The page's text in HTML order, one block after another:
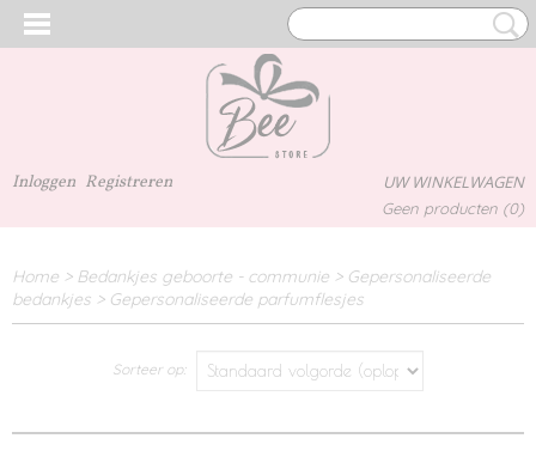
Inloggen Registreren UW WINKELWAGEN
Geen producten (0)
Home > Bedankjes geboorte - communie > Gepersonaliseerde
bedankjes > Gepersonaliseerde parfumflesjes
Sorteer op: